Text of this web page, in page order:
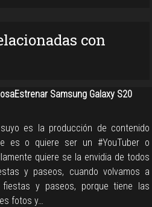
con
Samsung Galaxy S20
es la producción de contenido
es o quiere ser un #YouTuber o
quiere se la envidia de todos
y paseos, cuando volvamos a
fiestas y paseos, porque tiene las
fotos y…